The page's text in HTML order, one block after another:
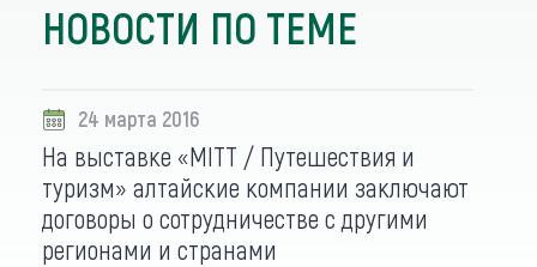
НОВОСТИ ПО ТЕМЕ
24 марта 2016
На выставке «MITT / Путешествия и
туризм» алтайские компании заключают
договоры о сотрудничестве с другими
регионами и странами